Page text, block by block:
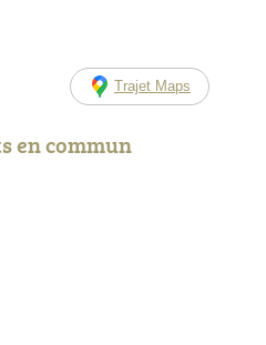
Trajet Maps
en commun